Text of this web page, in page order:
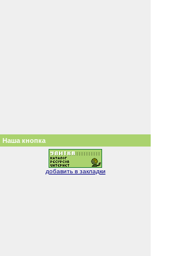
Наша кнопка
добавить в закладки